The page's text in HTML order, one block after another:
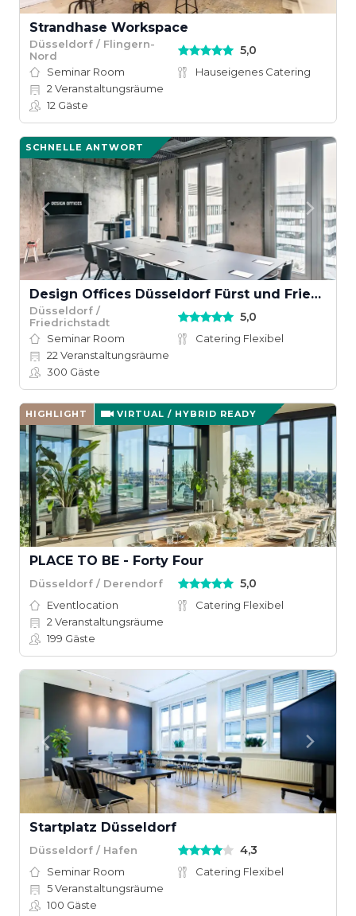
Strandhase Workspace
Düsseldorf / Flingern-
Nord
5,0
Seminar Room
Hauseigenes Catering
2 Veranstaltungsräume
12 Gäste
SCHNELLE ANTWORT
Design Offices Düsseldorf Fürst und Friedrich
Düsseldorf /
Friedrichstadt
5,0
Seminar Room
Catering Flexibel
22 Veranstaltungsräume
300 Gäste
HIGHLIGHT VIRTUAL / HYBRID READY
PLACE TO BE - Forty Four
Düsseldorf / Derendorf 5,0
Eventlocation
Catering Flexibel
2 Veranstaltungsräume
199 Gäste
Startplatz Düsseldorf
Düsseldorf / Hafen 4,3
Seminar Room
Catering Flexibel
5Veranstaltungsräume
100 Gäste